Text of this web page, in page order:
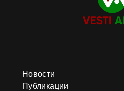
Новости
Публикации